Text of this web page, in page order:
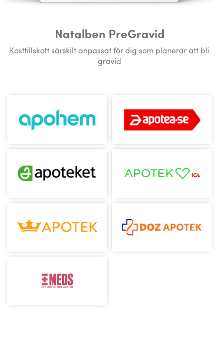
Natalben PreGravid
Kosttillskott särskilt anpassat för dig som planerar att bli
gravid